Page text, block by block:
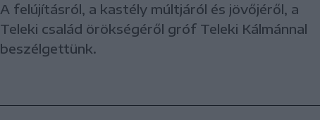
A felújításról, a kastély múltjáról és jövőjéről, a
Teleki család örökségéről gróf Teleki Kálmánnal
beszélgettünk.